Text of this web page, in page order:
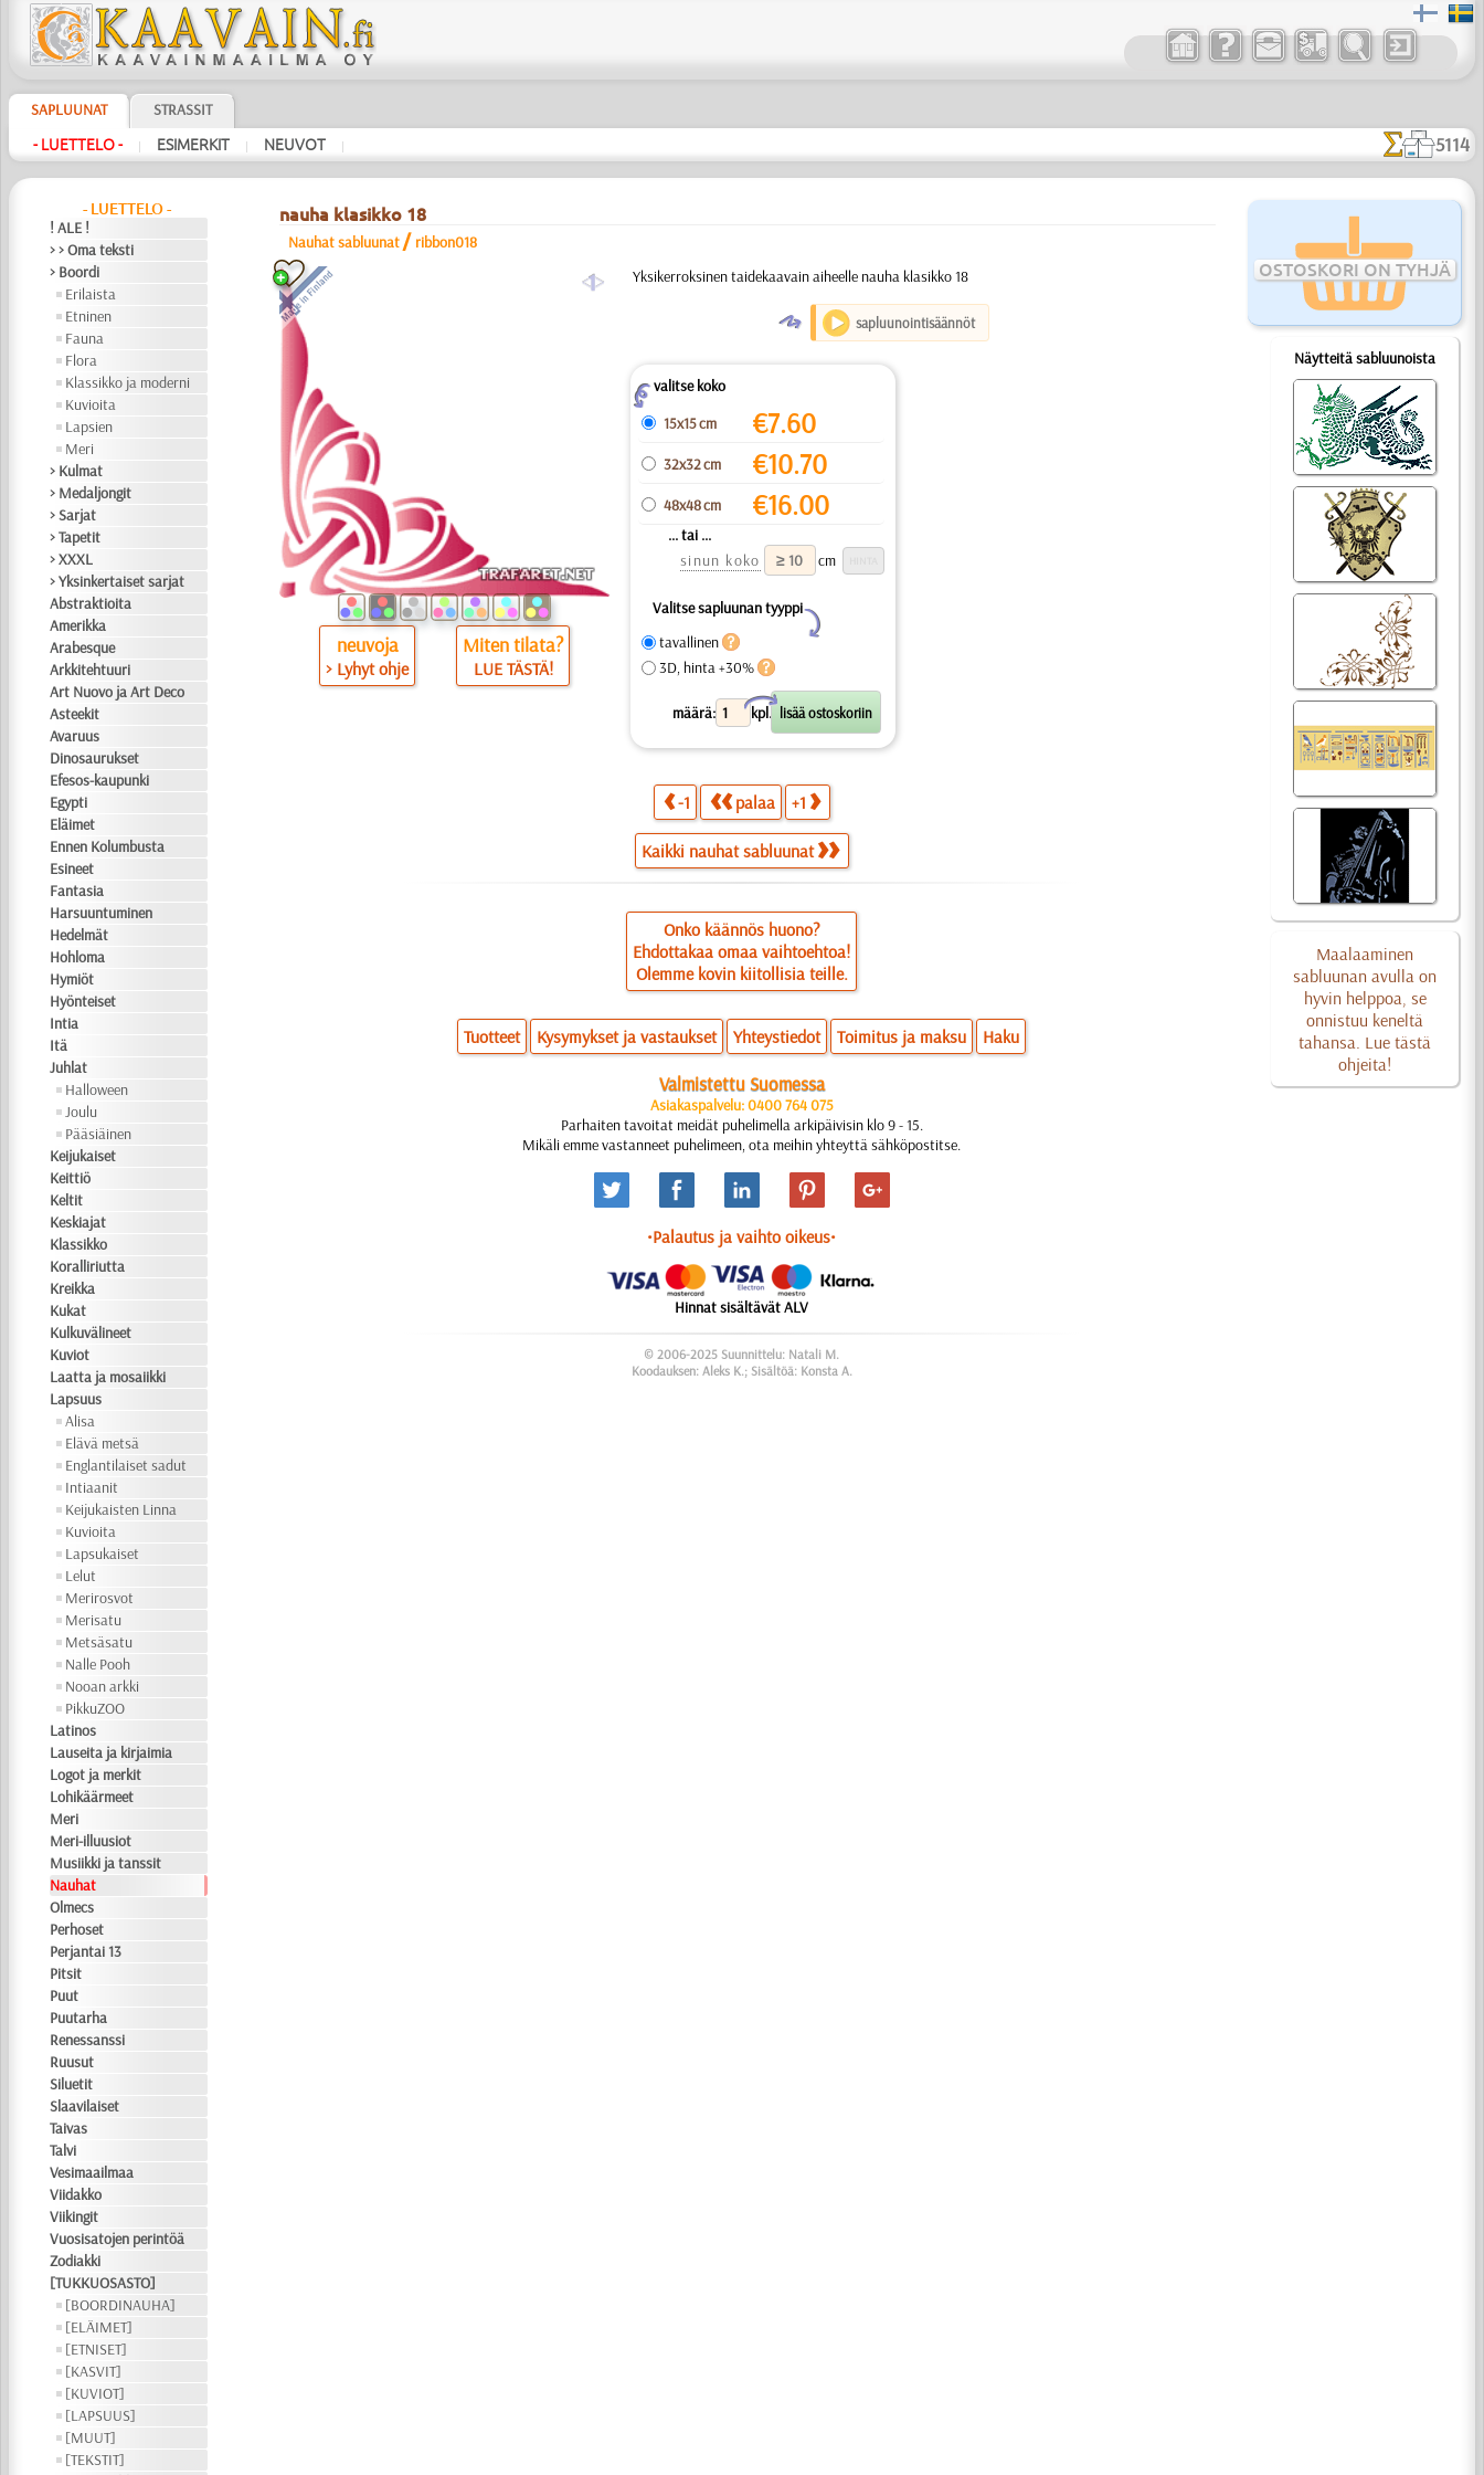
SAPLUUNAT STRASSIT
- LUETTELO - | ESIMERKIT | NEUVOT | 5114
- LUETTELO -
! ALE !
> > Oma teksti
> Boordi
Erilaista
Etninen
Fauna
Flora
Klassikko ja moderni
Kuvioita
Lapsien
Meri
> Kulmat
> Medaljongit
> Sarjat
> Tapetit
> XXXL
> Yksinkertaiset sarjat
Abstraktioita
Amerikka
Arabesque
Arkkitehtuuri
Art Nuovo ja Art Deco
Asteekit
Avaruus
Dinosaurukset
Efesos-kaupunki
Egypti
Eläimet
Ennen Kolumbusta
Esineet
Fantasia
Harsuuntuminen
Hedelmät
Hohloma
Hymiöt
Hyönteiset
Intia
Itä
Juhlat
Halloween
Joulu
Pääsiäinen
Keijukaiset
Keittiö
Keltit
Keskiajat
Klassikko
Koralliriutta
Kreikka
Kukat
Kulkuvälineet
Kuviot
Laatta ja mosaiikki
Lapsuus
Alisa
Elävä metsä
Englantilaiset sadut
Intiaanit
Keijukaisten Linna
Kuvioita
Lapsukaiset
Lelut
Merirosvot
Merisatu
Metsäsatu
Nalle Pooh
Nooan arkki
PikkuZOO
Latinos
Lauseita ja kirjaimia
Logot ja merkit
Lohikäärmeet
Meri
Meri-illuusiot
Musiikki ja tanssit
Nauhat
Olmecs
Perhoset
Perjantai 13
Pitsit
Puut
Puutarha
Renessanssi
Ruusut
Siluetit
Slaavilaiset
Taivas
Talvi
Vesimaailmaa
Viidakko
Viikingit
Vuosisatojen perintöä
Zodiakki
[TUKKUOSASTO]
[BOORDINAUHA]
[ELÄIMET]
[ETNISET]
[KASVIT]
[KUVIOT]
[LAPSUUS]
[MUUT]
[TEKSTIT]
OSTOSKORI ON TYHJÄ
Näytteitä sabluunoista
Maalaaminen
sabluunan avulla on
hyvin helppoa, se
onnistuu keneltä
tahansa. Lue tästä
ohjeita!
nauha klasikko 18
Nauhat sabluunat / ribbon018
a
neuvoja
> Lyhyt ohje
Miten tilata?
LUE TÄSTÄ!
Yksikerroksinen taidekaavain aiheelle nauha klasikko 18
O sapluunointisäännöt
Zvalitse koko
15x15 cm
€7.60
32x32 cm €10.70
48x48 cm €16.00
... tai ...
sinun koko
cm
Valitse sapluunan tyyppi
Y
tavallinen
3D, hinta +30%
määrä: kpl.
X
-1 palaa +1
Kaikki nauhat sabluunat
Onko käännös huono?
Ehdottakaa omaa vaihtoehtoa!
Olemme kovin kiitollisia teille.
Tuotteet Kysymykset ja vastaukset Yhteystiedot Toimitus ja maksu Haku
Valmistettu Suomessa
Asiakaspalvelu: 0400 764 075
Parhaiten tavoitat meidät puhelimella arkipäivisin klo 9 - 15.
Mikäli emme vastanneet puhelimeen, ota meihin yhteyttä sähköpostitse.
•Palautus ja vaihto oikeus•
Hinnat sisältävät ALV
© 2006-2025 Suunnittelu: Natali M.
Koodauksen: Aleks K.; Sisältöä: Konsta A.